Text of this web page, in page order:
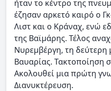
ήταν το κέντρο της
έζησαν αρκετό καιρό ο
Λιστ και ο Κράναχ, ενώ
της Βαϊμάρης. Τέλος
Νυρεμβέργη, τη δεύτερη
Βαυαρίας. Τακτοποίηση
Ακολουθεί μια πρώτη
Διανυκτέρευση.